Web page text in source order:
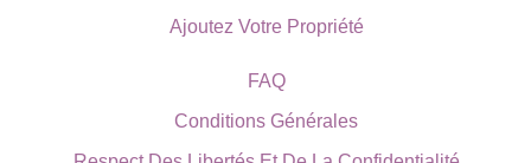
Ajoutez Votre Propriété
FAQ
Conditions Générales